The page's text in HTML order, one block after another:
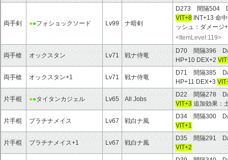
両手剣 ●●フォショックソード Lv99 ナ暗剣
D273 間隔504
VIT+8 INT+13 命
ッシュ：ダメージ
<ItemLevel:119>
両手槍 オックスタン Lv71 戦ナ侍竜
D70 間隔396
HP+10 DEX+2
両手槍 オックスタン+1 Lv71 戦ナ侍竜
D71 間隔385
HP+11 DEX+3
片手棍 ●●タイタンカジェル Lv65 All Jobs
D22 間隔278
VIT+3 追加効果：
片手棍 プラチナメイス Lv67 戦白ナ風
D34 間隔300
VIT+1
片手棍 プラチナメイス+1 Lv67 戦白ナ風
D35 間隔291
VIT+2